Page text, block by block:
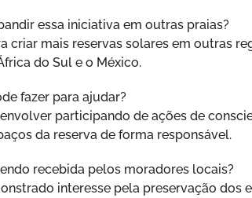
essa iniciativa em outras praias?
criar mais reservas solares em outras
do Sul e o México.
fazer para ajudar?
participando de ações de
da reserva de forma responsável.
recebida pelos moradores locais?
interesse pela preservação dos